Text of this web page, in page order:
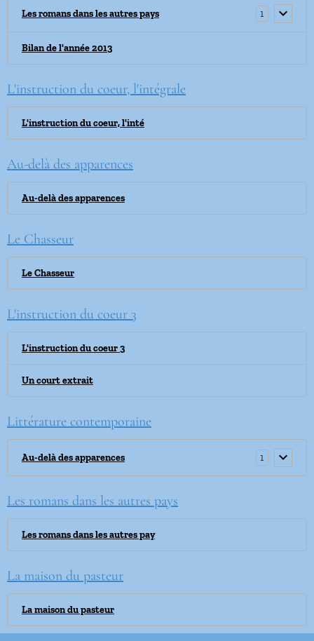
Les romans dans les autres pays 1
Bilan de l'année 2013
L'instruction du coeur, l'intégrale
L'instruction du coeur, l'inté
Au-delà des apparences
Au-delà des apparences
Le Chasseur
Le Chasseur
L'instruction du coeur 3
L'instruction du coeur 3
Un court extrait
Littérature contemporaine
Au-delà des apparences 1
Les romans dans les autres pays
Les romans dans les autres pay
La maison du pasteur
La maison du pasteur